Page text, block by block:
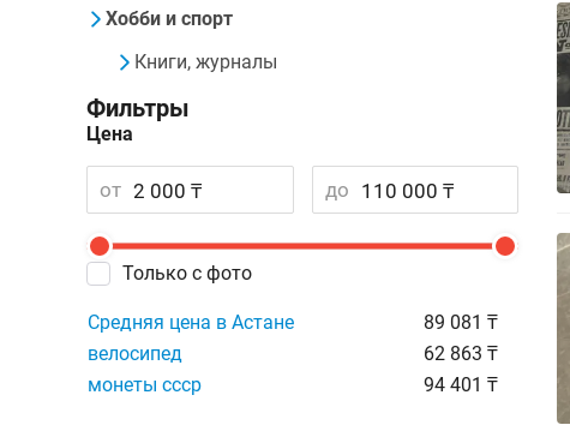
Хобби и спорт
Книги, журналы
Фильтры
Цена
от до
Только с фото
Средняя цена в Астане
89 081 ₸
велосипед
62 863 ₸
монеты ссср
94 401 ₸